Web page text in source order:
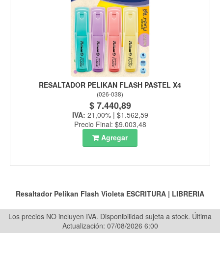
RESALTADOR PELIKAN FLASH PASTEL X4
(026-038)
$ 7.440,89
IVA: 21,00% | $1.562,59
Precio Final: $9.003,48
Agregar
Resaltador Pelikan Flash Violeta ESCRITURA | LIBRERIA
Los precios NO incluyen IVA. Disponibilidad sujeta a stock. Última
Actualización: 07/08/2026 6:00